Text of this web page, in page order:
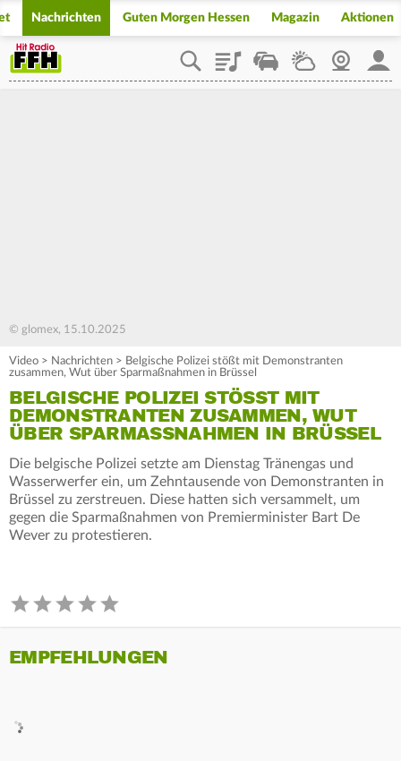
Nachrichten Guten Morgen Hessen Magazin Aktionen
PlaylistStaupilotWetterWebcam
© glomex, 15.10.2025
Video > Nachrichten > Belgische Polizei stößt mit Demonstranten
zusammen, Wut über Sparmaßnahmen in Brüssel
BELGISCHE POLIZEI STÖSST MIT D
EMONSTRANTEN ZUSAMMEN, WUT Ü
BER SPARMASSNAHMEN IN BRÜSSEL
Die belgische Polizei setzte am Dienstag Tränengas und
Wasserwerfer ein, um Zehntausende von Demonstranten in
Brüssel zu zerstreuen. Diese hatten sich versammelt, um
gegen die Sparmaßnahmen von Premierminister Bart De
Wever zu protestieren.
EMPFEHLUNGEN